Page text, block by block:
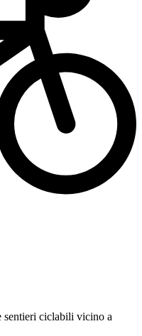
sentieri ciclabili vicino a